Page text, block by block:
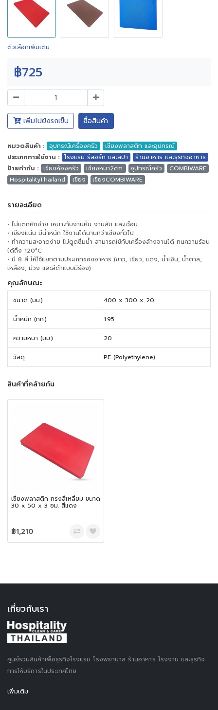
ตัวเลือกเพิ่มเติม
฿725
เพิ่มไปยังรถเข็น ซื้อสินค้า
หมวดสินค้า : อุปกรณ์เครื่องครัว
เขียงพลาสติก และอุปกรณ์
ประเภทการใช้งาน : โรงแรม รีสอร์ท และสปา
ร้านอาหาร และธุรกิจอาหาร
ป้ายกำกับ : เขียงห้องครัว เขียงหนา2cm. อุปกรณ์ครัว
COMBIWARE
HospitalityThailand
เขียง เขียงCOMBIWARE
รายละเอียด
• ไม่แตกหักง่าย เหมาะกับงานหั่น งานสับ และเฉือน
• เขียงแน่น มีน้ำหนัก ใช้งานได้นานกว่าเขียงทั่วไป
• ทำความสะอาดง่าย ไม่ดูดซึมน้ำ สามารถใช้กับเครื่องล้างจานได้ ทนความร้อน
ได้ถึง 120°C
• มี 8 สี ให้ใช้แยกตามประเภทของอาหาร (ขาว, เขียว, แดง, น้ำเงิน, น้ำตาล,
เหลือง, ม่วง และสีดำแบบมีร่อง)
คุณลักษณะ
ขนาด (มม.) 400 x 300 x 20
น้ำหนัก (กก.) 1.95
ความหนา (มม.) 20
วัสดุ PE (Polyethylene)
สินค้าที่คล้ายกัน
เขียงพลาสติก ทรงสี่เหลี่ยม ขนาด
30 x 50 x 3 ซม. สีแดง
฿1,210
เกี่ยวกับเรา
ศูนย์รวมสินค้าเพื่อธุรกิจโรงแรม โรงพยาบาล ร้านอาหาร โรงงาน และธุรกิจ
การให้บริการในประเทศไทย
เพิ่มเติม